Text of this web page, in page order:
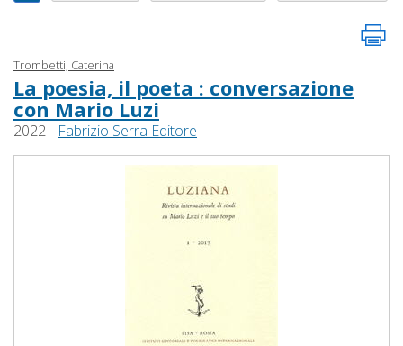
Trombetti, Caterina
La poesia, il poeta : conversazione
con Mario Luzi
2022 - Fabrizio Serra Editore